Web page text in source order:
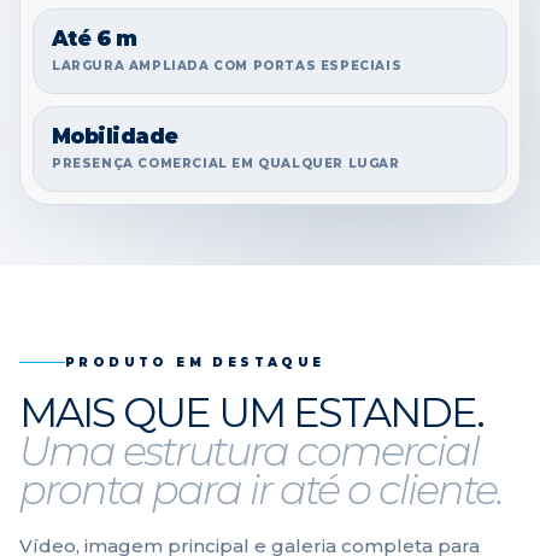
Até 6 m
LARGURA AMPLIADA COM PORTAS ESPECIAIS
Mobilidade
PRESENÇA COMERCIAL EM QUALQUER LUGAR
PRODUTO EM DESTAQUE
MAIS QUE UM ESTANDE.
Uma estrutura comercial
pronta para ir até o cliente.
Vídeo, imagem principal e galeria completa para